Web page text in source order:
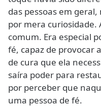
das pessoas em
por mera
comum. Era especial
fé, capaz de provocar
de cura que ela
saíra poder para
por perceber que
uma pessoa de fé.